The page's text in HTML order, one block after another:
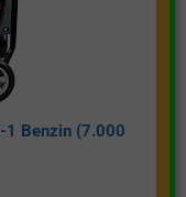
1 Benzin (7.000